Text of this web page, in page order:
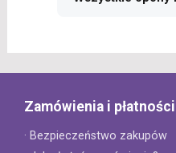
Zamówienia i płatności
· Bezpieczeństwo zakupów